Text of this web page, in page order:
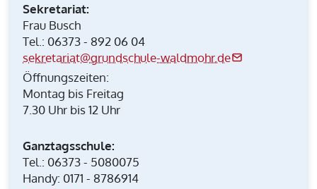
Sekretariat:
Frau Busch
Tel.: 06373 - 892 06 04
sekretariat@grundschule-waldmohr.de
Öffnungszeiten:
Montag bis Freitag
7.30 Uhr bis 12 Uhr
Ganztagsschule:
Tel.: 06373 - 5080075
Handy: 0171 - 8786914